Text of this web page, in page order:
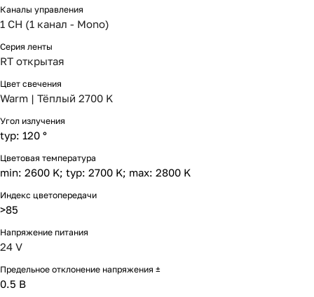
Каналы управления
1 CH (1 канал - Mono)
Серия ленты
RT открытая
Цвет свечения
Warm | Тёплый 2700 K
Угол излучения
typ: 120 °
Цветовая температура
min: 2600 K; typ: 2700 K; max: 2800 K
Индекс цветопередачи
>85
Напряжение питания
24 V
Предельное отклонение напряжения ±
0.5 В